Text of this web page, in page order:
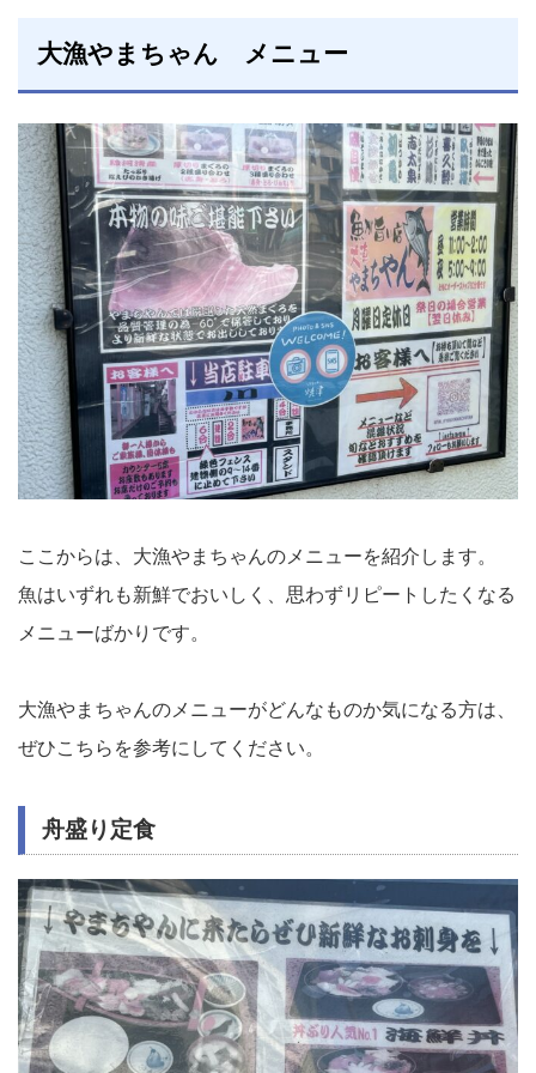
大漁やまちゃん メニュー
ここからは、大漁やまちゃんのメニューを紹介します。
魚はいずれも新鮮でおいしく、思わずリピートしたくなる
メニューばかりです。
大漁やまちゃんのメニューがどんなものか気になる方は、
ぜひこちらを参考にしてください。
舟盛り定食